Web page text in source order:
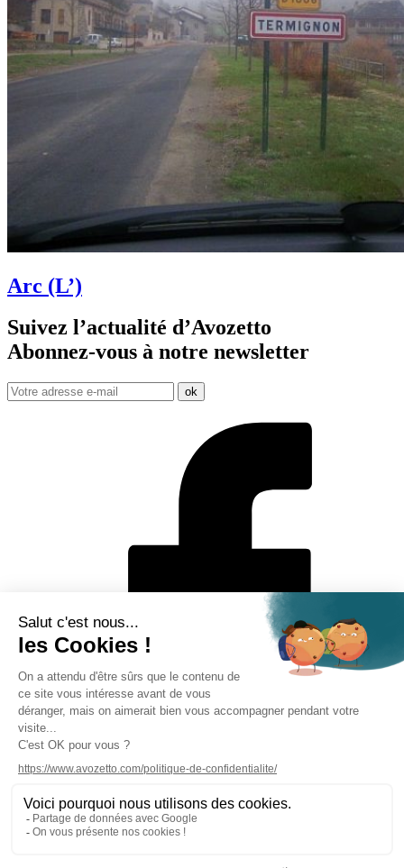
Arc (L’)
Suivez l’actualité d’Avozetto
Abonnez-vous à notre newsletter
Mentions légales
Politique de protection des données personnelles
CGV